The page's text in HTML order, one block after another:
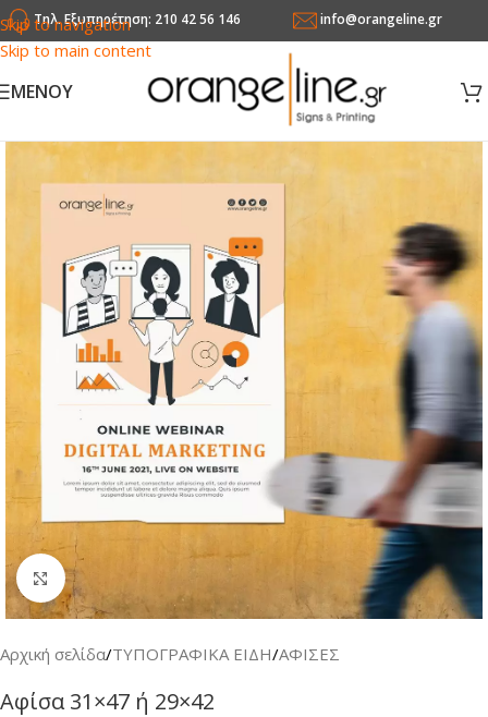
Skip to navigation
Skip to main content
Τηλ. Εξυπηρέτηση: 210 42 56 146 info@orangeline.gr
MENOY
Κλικ για μεγέθυνση
Αρχική σελίδα/ΤΥΠΟΓΡΑΦΙΚΑ ΕΙΔΗ/ΑΦΙΣΕΣ
Αφίσα 31×47 ή 29×42